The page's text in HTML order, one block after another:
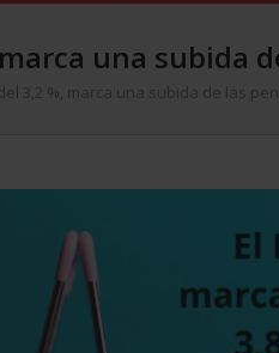
una subida
3,2 %, marca una subida de las